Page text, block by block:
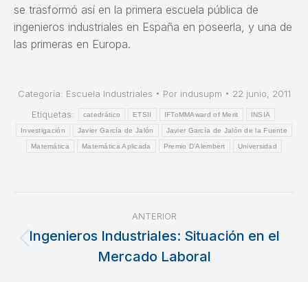
se trasformó así en la primera escuela pública de
ingenieros industriales en España en poseerla, y una de
las primeras en Europa.
Categoría: Escuela Industriales Por indusupm
22 junio, 2011
Etiquetas:
catedrático ETSII IFToMMAward of Merit INSIA
Investigación Javier García de Jalón Javier García de Jalón de la Fuente
Matemática Matemática Aplicada Premio D’Alembert Universidad
Navegación
entre
publicaciones
ANTERIOR
anterior:
Ingenieros Industriales: Situación en el
Mercado Laboral